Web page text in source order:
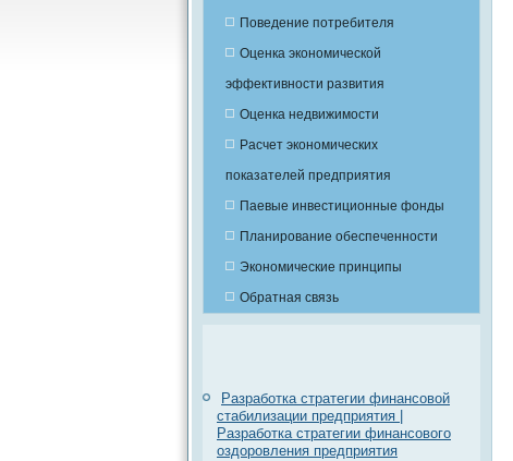
Поведение потребителя
Оценка экономической
эффективности развития
Оценка недвижимости
Расчет экономических
показателей предприятия
Паевые инвестиционные фонды
Планирование обеспеченности
Экономические принципы
Обратная связь
Разработка стратегии финансовой
стабилизации предприятия |
Разработка стратегии финансового
оздоровления предприятия